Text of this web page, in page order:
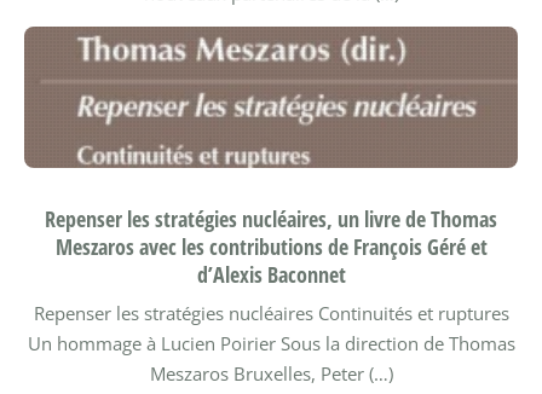
Repenser les stratégies nucléaires, un livre de Thomas
Meszaros avec les contributions de François Géré et
d’Alexis Baconnet
Repenser les stratégies nucléaires Continuités et ruptures
Un hommage à Lucien Poirier Sous la direction de Thomas
Meszaros Bruxelles, Peter (…)